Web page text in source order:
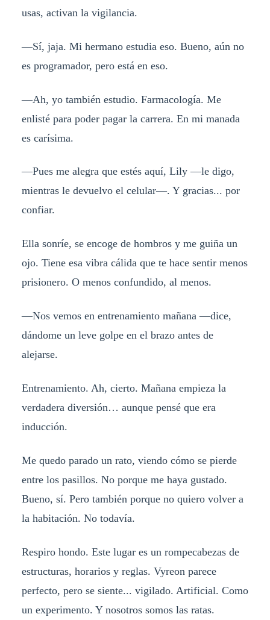
usas, activan la vigilancia.
—Sí, jaja. Mi hermano estudia eso. Bueno, aún no
es programador, pero está en eso.
—Ah, yo también estudio. Farmacología. Me
enlisté para poder pagar la carrera. En mi manada
es carísima.
—Pues me alegra que estés aquí, Lily —le digo,
mientras le devuelvo el celular—. Y gracias... por
confiar.
Ella sonríe, se encoge de hombros y me guiña un
ojo. Tiene esa vibra cálida que te hace sentir menos
prisionero. O menos confundido, al menos.
—Nos vemos en entrenamiento mañana —dice,
dándome un leve golpe en el brazo antes de
alejarse.
Entrenamiento. Ah, cierto. Mañana empieza la
verdadera diversión… aunque pensé que era
inducción.
Me quedo parado un rato, viendo cómo se pierde
entre los pasillos. No porque me haya gustado.
Bueno, sí. Pero también porque no quiero volver a
la habitación. No todavía.
Respiro hondo. Este lugar es un rompecabezas de
estructuras, horarios y reglas. Vyreon parece
perfecto, pero se siente... vigilado. Artificial. Como
un experimento. Y nosotros somos las ratas.